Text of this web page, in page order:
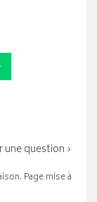
une question ›
Page mise à